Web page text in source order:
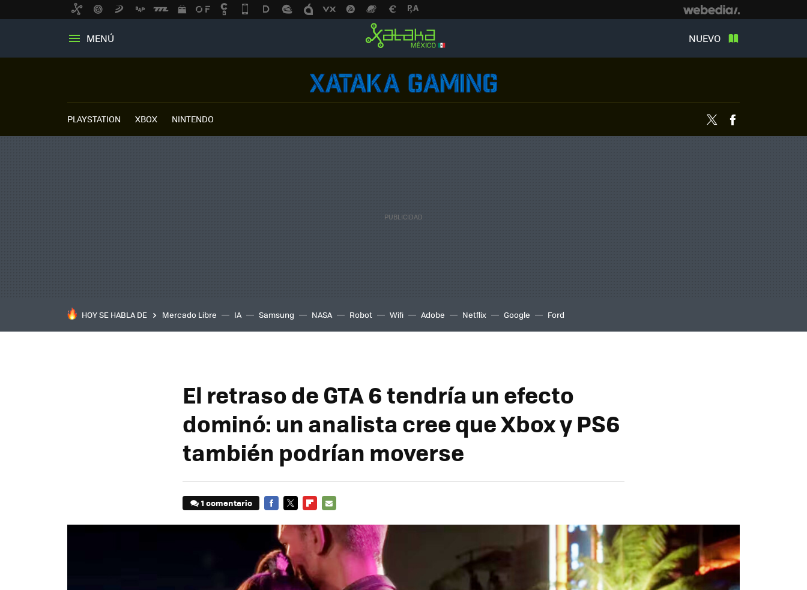
MENÚ NUEVO
PLAYSTATION XBOX NINTENDO Twitter
HOY SE HABLA DE Mercado Libre IA Samsung NASA Robot Wifi Adobe Netflix Google Ford
El retraso de GTA 6 tendría un efecto
dominó: un analista cree que Xbox y PS6
también podrían moverse
1 comentario
MAIL